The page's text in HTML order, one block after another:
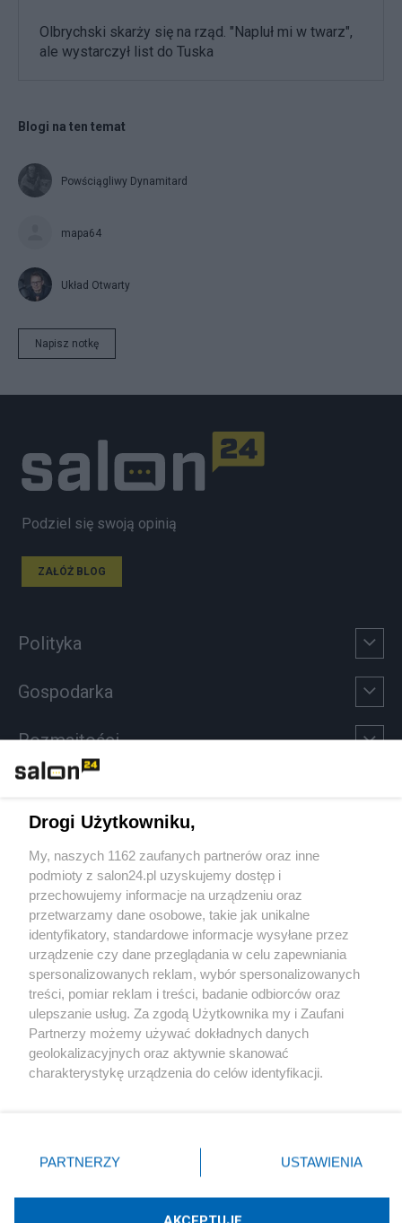
Olbrychski skarży się na rząd. "Napluł mi w twarz",
ale wystarczył list do Tuska
Blogi na ten temat
Powściągliwy Dynamitard
mapa64
Układ Otwarty
Napisz notkę
Podziel się swoją opinią
ZAŁÓŻ BLOG
Polityka
Gospodarka
Rozmaitości
Sport
Społeczeństwo
Kultura
X Facebook Instagram Youtube
Drogi Użytkowniku,
My, naszych 1162 zaufanych partnerów oraz inne
podmioty z salon24.pl uzyskujemy dostęp i
przechowujemy informacje na urządzeniu oraz
przetwarzamy dane osobowe, takie jak unikalne
identyfikatory, standardowe informacje wysyłane przez
urządzenie czy dane przeglądania w celu zapewniania
spersonalizowanych reklam, wybór spersonalizowanych
treści, pomiar reklam i treści, badanie odbiorców oraz
ulepszanie usług. Za zgodą Użytkownika my i Zaufani
Partnerzy możemy używać dokładnych danych
geolokalizacyjnych oraz aktywnie skanować
charakterystykę urządzenia do celów identyfikacji.
zmienić/wycofać klikając przycisk ustawień prywatności
znajdujący się w lewym dolnym rogu strony
rodzaje przetwarzania danych nie wymagają zgody
użytkownika, ale masz prawo sprzeciwić się takiemu
PARTNERZY USTAWIENIA